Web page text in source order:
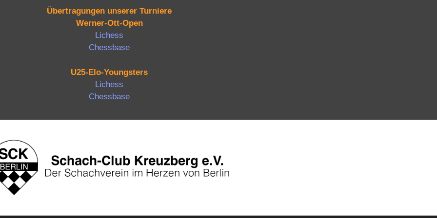
Übertragungen unserer Turniere
Werner-Ott-Open
Lichess
Chessbase
U25-Elo-Youngsters
Lichess
Chessbase